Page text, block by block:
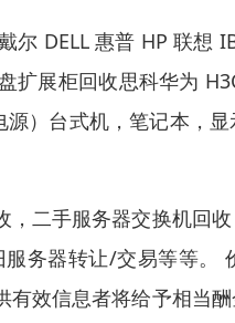
尔 DELL 惠普 HP 联想
扩展柜回收思科华为
）台式机，笔记本，
二手服务器交换机回
务器转让/交易等等。
效信息者将给予相当